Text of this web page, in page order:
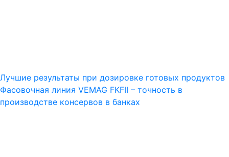
Лучшие результаты при дозировке готовых продуктов
Фасовочная линия VEMAG FKFII – точность в
производстве консервов в банках